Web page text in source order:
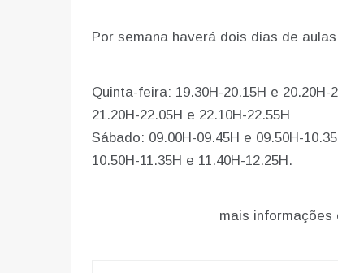
Por semana haverá dois dias de
Quinta-feira: 19.30H-20.15H e 20.20H-
21.20H-22.05H e 22.10H-22.55H
Sábado: 09.00H-09.45H e 09.50H-
10.50H-11.35H e 11.40H-12.25H.
mais